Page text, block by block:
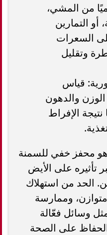
من المشي،
أو التمارين
السعرات
وتقليل
قياس
والدهون
الإفراط
هو محفز خفي للسمنة
تأثيره على الأيض
الحد من استهلاك
وممارسة
وسائل فعّالة
على الصحة